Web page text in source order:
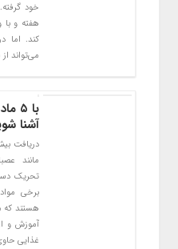
خود
هفته و با
کند. اما
می‌تواند
با
آشنا
دریافت
مانند
تحریک
برخی
هستند که
غذایی